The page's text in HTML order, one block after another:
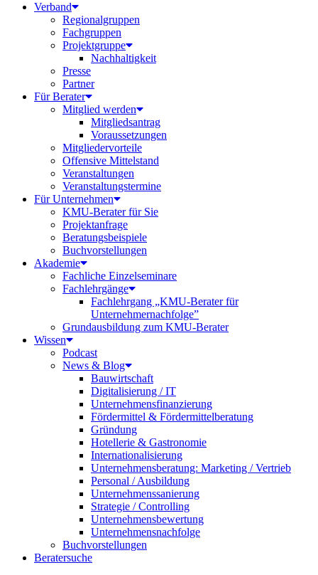
Verband
Regionalgruppen
Fachgruppen
Projektgruppe
Nachhaltigkeit
Presse
Partner
Für Berater
Mitglied werden
Mitgliedsantrag
Voraussetzungen
Mitgliedervorteile
Offensive Mittelstand
Veranstaltungen
Veranstaltungstermine
Für Unternehmen
KMU-Berater für Sie
Projektanfrage
Beratungsbeispiele
Buchvorstellungen
Akademie
Fachliche Einzelseminare
Fachlehrgänge
Fachlehrgang „KMU-Berater für
Unternehmernachfolge”
Grundausbildung zum KMU-Berater
Wissen
Podcast
News & Blog
Bauwirtschaft
Digitalisierung / IT
Unternehmensfinanzierung
Fördermittel & Fördermittelberatung
Gründung
Hotellerie & Gastronomie
Internationalisierung
Unternehmensberatung: Marketing / Vertrieb
Personal / Ausbildung
Unternehmenssanierung
Strategie / Controlling
Unternehmensbewertung
Unternehmensnachfolge
Buchvorstellungen
Beratersuche